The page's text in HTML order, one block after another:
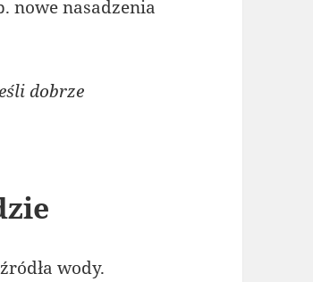
nowe nasadzenia
dobrze
wody.